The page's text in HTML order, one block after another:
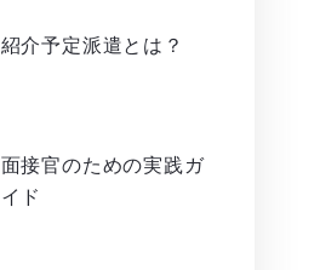
紹介予定派遣とは？
面接官のための実践ガ
イド